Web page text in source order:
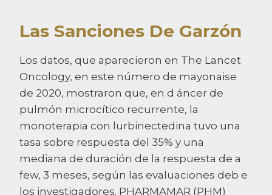
Las Sanciones De Garzón
Los datos, que aparecieron en The Lancet
Oncology, en este número de mayonaise
de 2020, mostraron que, en d áncer de
pulmón microcítico recurrente, la
monoterapia con lurbinectedina tuvo una
tasa sobre respuesta del 35% y una
mediana de duración de la respuesta de a
few, 3 meses, según las evaluaciones deb e
los investigadores. PHARMAMAR (PHM)